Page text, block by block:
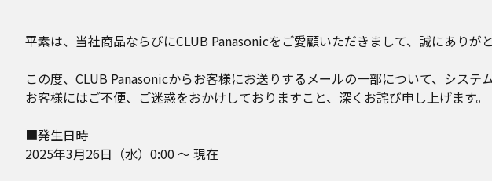
平素は、当社商品ならびにCLUB Panasonicをご愛顧いただきまして、誠にありが
この度、CLUB Panasonicからお客様にお送りするメールの一部について、シス
お客様にはご不便、ご迷惑をおかけしておりますこと、深くお詫び申し上げます。
■発生日時
2025年3月26日（水）0:00 ～ 現在